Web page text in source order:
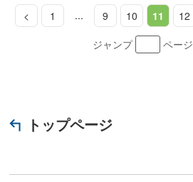
< 1 ... 9 10 11 12
ジャンプ
ページ
トップページ